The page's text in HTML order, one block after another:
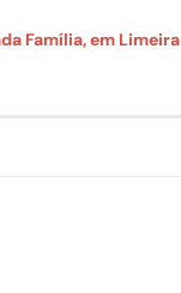
Família, em Limeira